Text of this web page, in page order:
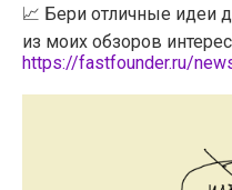
📈 Бери отличные идеи
из моих обзоров
https://fastfounder.ru/